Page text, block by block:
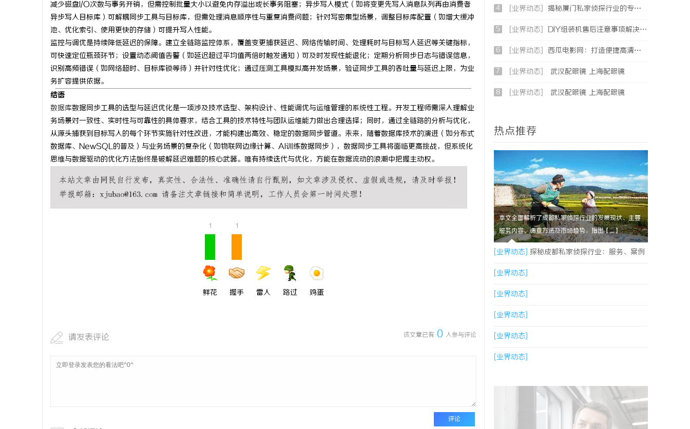
减少磁盘I/O次数与事务开销，但需控制批量大小以避免内存溢出或长事务阻塞；异步写入模式（如将变更先写入消息队列再由消费者
异步写入目标库）可解耦同步工具与目标库，但需处理消息顺序性与重复消费问题；针对写密集型场景，调整目标库配置（如增大缓冲
池、优化索引、使用更快的存储）可提升写入性能。
监控与调优是持续降低延迟的保障。建立全链路监控体系，覆盖变更捕获延迟、网络传输时间、处理耗时与目标写入延迟等关键指标，
可快速定位瓶颈环节；设置动态阈值告警（如延迟超过平均值两倍时触发通知）可及时发现性能退化；定期分析同步日志与错误信息，
识别高频错误（如网络超时、目标库锁等待）并针对性优化；通过压测工具模拟高并发场景，验证同步工具的吞吐量与延迟上限，为业
务扩容提供依据。
结语
数据库数据同步工具的选型与延迟优化是一项涉及技术选型、架构设计、性能调优与运维管理的系统性工程。开发工程师需深入理解业
务场景对一致性、实时性与可靠性的具体要求，结合工具的技术特性与团队运维能力做出合理选择；同时，通过全链路的分析与优化，
从源头捕获到目标写入的每个环节实施针对性改进，才能构建出高效、稳定的数据同步管道。未来，随着数据库技术的演进（如分布式
数据库、NewSQL的普及）与业务场景的复杂化（如物联网边缘计算、AI训练数据同步），数据同步工具将面临更高挑战，但系统化
思维与数据驱动的优化方法始终是破解延迟难题的核心武器。唯有持续迭代与优化，方能在数据流动的浪潮中把握主动权。
1
鲜花
1
握手 雷人 路过 鸡蛋
该文章已有 0 人参与评论
请发表评论
评论
4 [业界动态] 揭秘厦门私家侦探行业的专业服务与发展趋势
5 [业界动态] DIY组装机售后注意事项解决方案
6 [业界动态] 西瓜电影网：打造便捷高清影视观看新体验
7 [业界动态] 武汉配眼镜 上海配眼镜
8 [业界动态] 武汉配眼镜 上海配眼镜
热点推荐
本文全面解析了成都私家侦探行业的发展现状、主要
服务内容、调查方法及市场趋势，指出【....】
[业界动态] 探秘成都私家侦探行业：服务、案例
与市场现状全面解析
[业界动态]
[业界动态]
[业界动态]
[业界动态]
[业界动态]